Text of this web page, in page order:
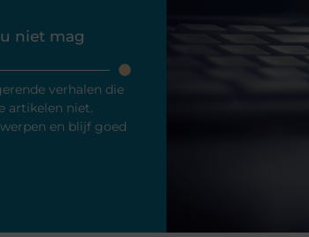
niet mag
verhalen die
artikelen niet.
en blijf goed